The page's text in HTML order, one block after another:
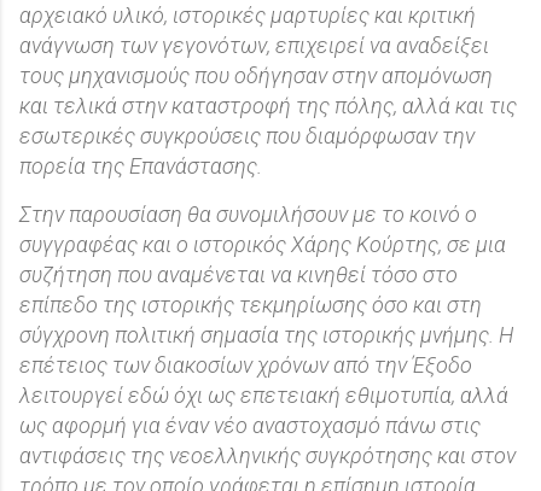
αρχειακό υλικό, ιστορικές μαρτυρίες και κριτική
ανάγνωση των γεγονότων, επιχειρεί να αναδείξει
τους μηχανισμούς που οδήγησαν στην απομόνωση
και τελικά στην καταστροφή της πόλης, αλλά και τις
εσωτερικές συγκρούσεις που διαμόρφωσαν την
πορεία της Επανάστασης.
Στην παρουσίαση θα συνομιλήσουν με το κοινό ο
συγγραφέας και ο ιστορικός Χάρης Κούρτης, σε μια
συζήτηση που αναμένεται να κινηθεί τόσο στο
επίπεδο της ιστορικής τεκμηρίωσης όσο και στη
σύγχρονη πολιτική σημασία της ιστορικής μνήμης. Η
επέτειος των διακοσίων χρόνων από την Έξοδο
λειτουργεί εδώ όχι ως επετειακή εθιμοτυπία, αλλά
ως αφορμή για έναν νέο αναστοχασμό πάνω στις
αντιφάσεις της νεοελληνικής συγκρότησης και στον